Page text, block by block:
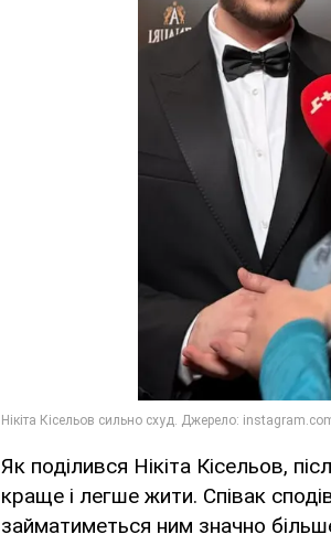
Як поділився Нікіта Кісельов,
краще і легше жити. Співак
займатиметься ним значно